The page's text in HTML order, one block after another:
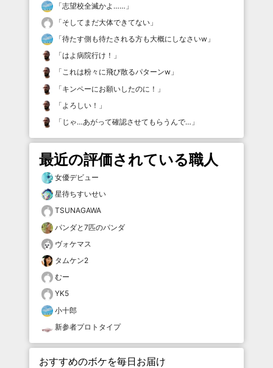
「志望校全滅かよ…… 」
「そしてまだ大体できてない 」
「待たす側も待たされる方も大概にしなさいw 」
「はよ病院行け！ 」
「これは粉々に飛び散るパターンw 」
「キンペーにお願いしたのに！ 」
「 よろしい！ 」
「 じゃ…あがって確認させてもらうんで… 」
最近の評価されている職人
女優デビュー
星待ちすいせい
TSUNAGAWA
パンダと7匹のパンダ
ヴォケマス
タムケン2
むー
YK5
小十郎
新参者プロトタイプ
おすすめのボケを毎日お届け